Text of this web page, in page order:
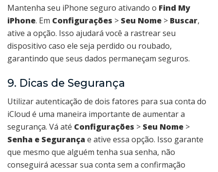
Mantenha seu iPhone seguro ativando o Find My
iPhone. Em Configurações > Seu Nome > Buscar,
ative a opção. Isso ajudará você a rastrear seu
dispositivo caso ele seja perdido ou roubado,
garantindo que seus dados permaneçam seguros.
9. Dicas de Segurança
Utilizar autenticação de dois fatores para sua conta do
iCloud é uma maneira importante de aumentar a
segurança. Vá até Configurações > Seu Nome >
Senha e Segurança e ative essa opção. Isso garante
que mesmo que alguém tenha sua senha, não
conseguirá acessar sua conta sem a confirmação